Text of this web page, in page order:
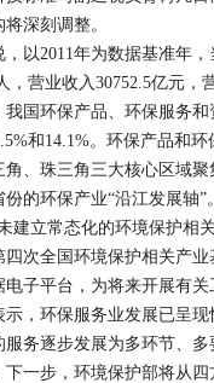
将深刻调整。
2011年为数据基准年，
，营业收入30752.5亿元，
我国环保产品、环保服务
和14.1%。环保产品和
角、珠三角三大核心区域
份的环保产业“沿江发展轴
立常态化的环境保护相关
四次全国环境保护相关产
电子平台，为将来开展有
环保服务业发展已呈现
服务逐步发展为多环节、
步，环境保护部将从四